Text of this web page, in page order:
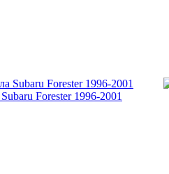
Forester 1996-2001